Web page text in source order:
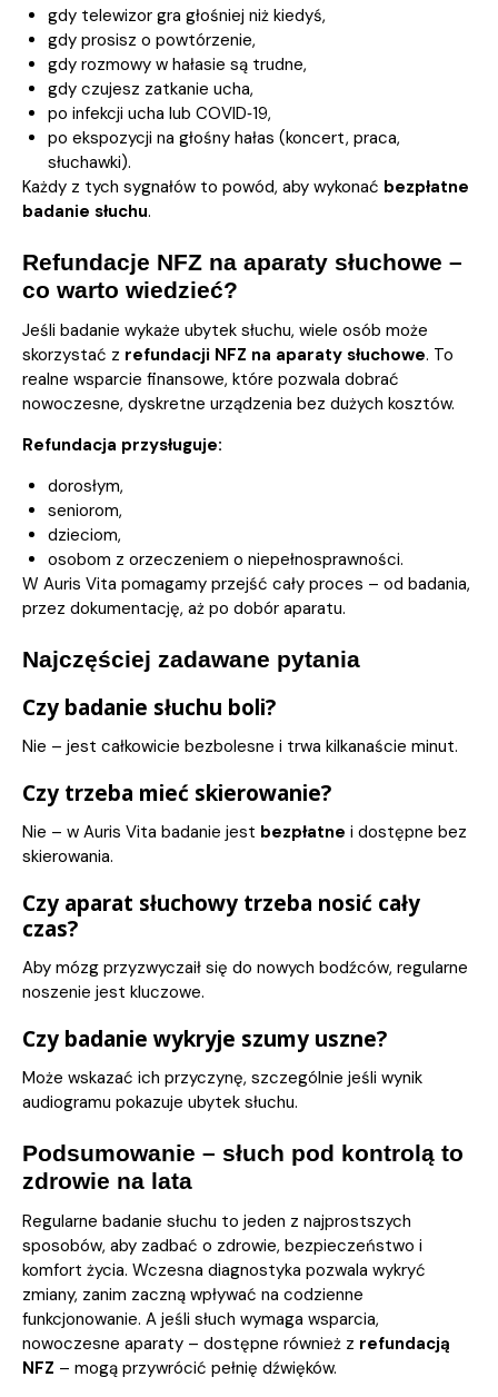
gdy telewizor gra głośniej niż kiedyś,
gdy prosisz o powtórzenie,
gdy rozmowy w hałasie są trudne,
gdy czujesz zatkanie ucha,
po infekcji ucha lub COVID‑19,
po ekspozycji na głośny hałas (koncert, praca,
słuchawki).
Każdy z tych sygnałów to powód, aby wykonać bezpłatne
badanie słuchu.
Refundacje NFZ na aparaty słuchowe –
co warto wiedzieć?
Jeśli badanie wykaże ubytek słuchu, wiele osób może
skorzystać z refundacji NFZ na aparaty słuchowe. To
realne wsparcie finansowe, które pozwala dobrać
nowoczesne, dyskretne urządzenia bez dużych kosztów.
Refundacja przysługuje:
dorosłym,
seniorom,
dzieciom,
osobom z orzeczeniem o niepełnosprawności.
W Auris Vita pomagamy przejść cały proces – od badania,
przez dokumentację, aż po dobór aparatu.
Najczęściej zadawane pytania
Czy badanie słuchu boli?
Nie – jest całkowicie bezbolesne i trwa kilkanaście minut.
Czy trzeba mieć skierowanie?
Nie – w Auris Vita badanie jest bezpłatne i dostępne bez
skierowania.
Czy aparat słuchowy trzeba nosić cały
czas?
Aby mózg przyzwyczaił się do nowych bodźców, regularne
noszenie jest kluczowe.
Czy badanie wykryje szumy uszne?
Może wskazać ich przyczynę, szczególnie jeśli wynik
audiogramu pokazuje ubytek słuchu.
Podsumowanie – słuch pod kontrolą to
zdrowie na lata
Regularne badanie słuchu to jeden z najprostszych
sposobów, aby zadbać o zdrowie, bezpieczeństwo i
komfort życia. Wczesna diagnostyka pozwala wykryć
zmiany, zanim zaczną wpływać na codzienne
funkcjonowanie. A jeśli słuch wymaga wsparcia,
nowoczesne aparaty – dostępne również z refundacją
NFZ – mogą przywrócić pełnię dźwięków.